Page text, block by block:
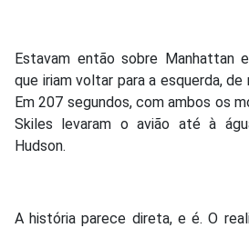
Estavam então sobre Manhattan
que iriam voltar para a esquerda,
Em 207 segundos, com ambos os
Skiles levaram o avião até à
Hudson.
A história parece direta, e é. O